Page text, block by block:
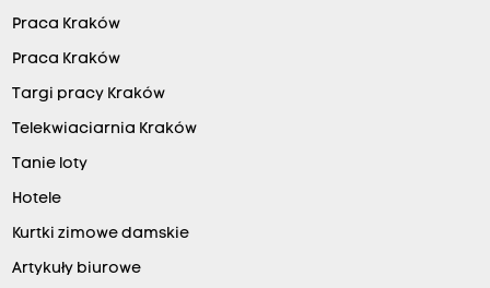
Praca Kraków
Praca Kraków
Targi pracy Kraków
Telekwiaciarnia Kraków
Tanie loty
Hotele
Kurtki zimowe damskie
Artykuły biurowe